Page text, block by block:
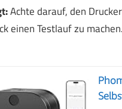
Achte darauf, den
einen Testlauf zu